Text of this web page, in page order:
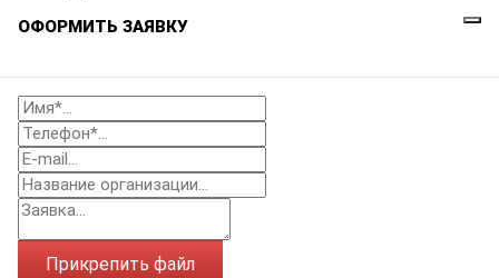
ОФОРМИТЬ ЗАЯВКУ
Прикрепить файл